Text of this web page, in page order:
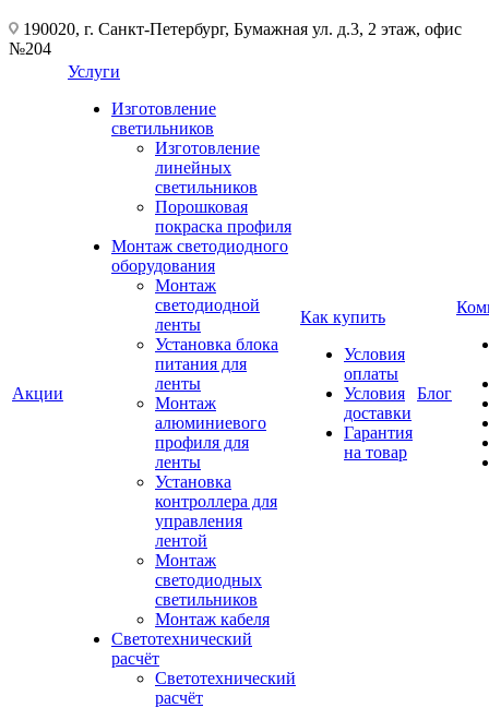
190020, г. Санкт-Петербург, Бумажная ул. д.3, 2 этаж, офис
№204
Акции
Услуги
Изготовление
светильников
Изготовление
линейных
светильников
Порошковая
покраска профиля
Монтаж светодиодного
оборудования
Монтаж
светодиодной
ленты
Установка блока
питания для
ленты
Монтаж
алюминиевого
профиля для
ленты
Установка
контроллера для
управления
лентой
Монтаж
светодиодных
светильников
Монтаж кабеля
Светотехнический
расчёт
Светотехнический
расчёт
Как купить
Условия
оплаты
Условия
доставки
Гарантия
на товар
Блог